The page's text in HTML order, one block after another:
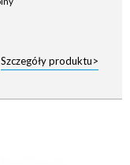
Szczegóły produktu>